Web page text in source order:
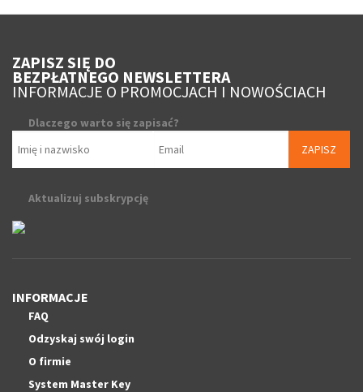
ZAPISZ SIĘ DO
BEZPŁATNEGO NEWSLETTERA
INFORMACJE O PROMOCJACH I NOWOŚCIACH
Dlaczego warto się zapisać?
ZAPISZ
Aktualizuj subskrypcję
INFORMACJE
FAQ
Odzyskaj swój login
O firmie
System Master Key